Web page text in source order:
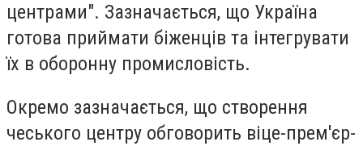
центрами". Зазначається, що Україна
готова приймати біженців та інтегрувати
їх в оборонну промисловість.
Окремо зазначається, що створення
чеського центру обговорить віце-прем'єр-